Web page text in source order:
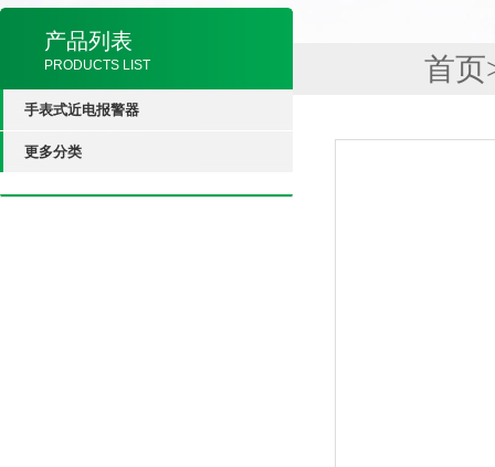
产品列表
PRODUCTS LIST
手表式近电报警器
更多分类
首页